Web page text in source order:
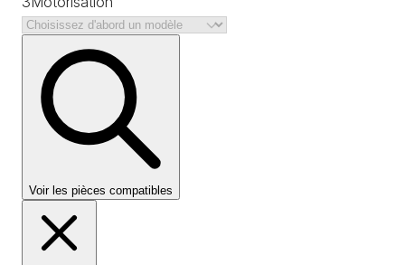
Voir les pièces compatibles